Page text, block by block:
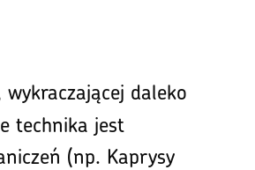
wykraczającej daleko
technika jest
(np. Kaprysy